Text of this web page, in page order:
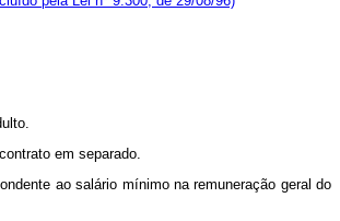
em separado.
ao salário mínimo na remuneração geral do